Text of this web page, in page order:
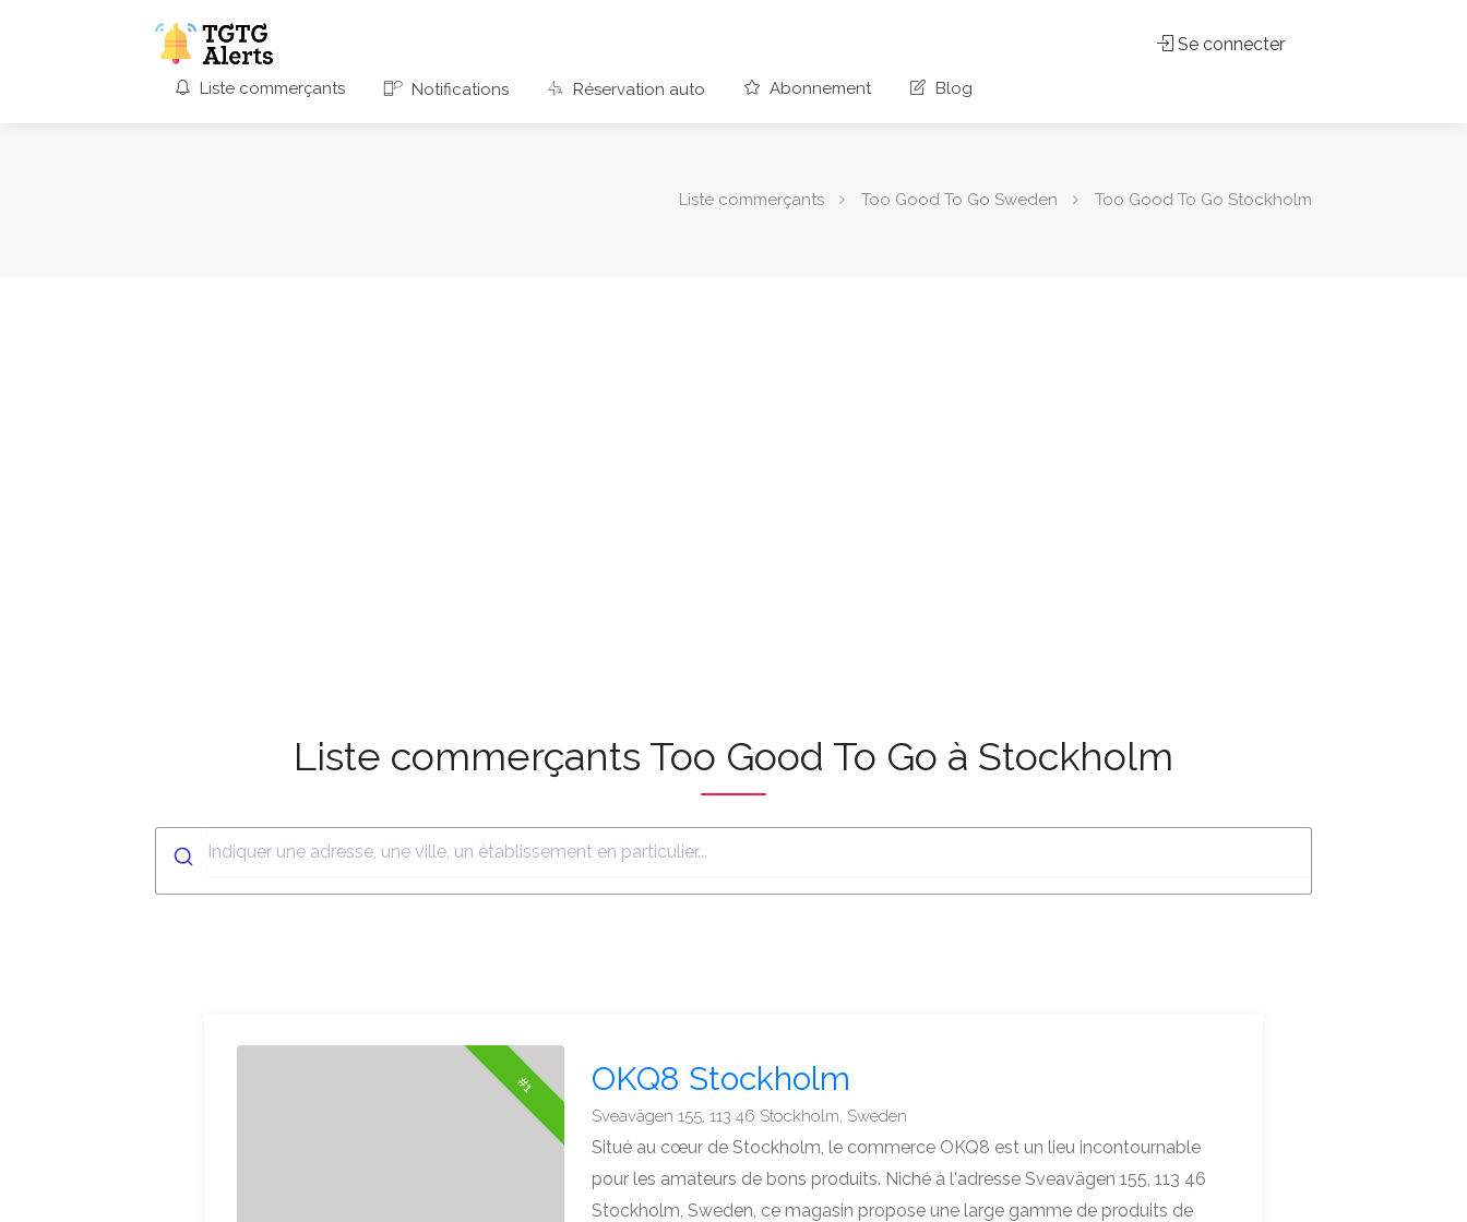
Liste commerçants Notifications Réservation auto Abonnement Blog
Se connecter
Liste commerçants Too Good To Go Sweden Too Good To Go Stockholm
Liste commerçants Too Good To Go à Stockholm
#1 OKQ8 Stockholm
Sveavägen 155, 113 46 Stockholm, Sweden
Situé au cœur de Stockholm, le commerce OKQ8 est un lieu incontournable
pour les amateurs de bons produits. Niché à l'adresse Sveavägen 155, 113 46
Stockholm, Sweden, ce magasin propose une large gamme de produits de